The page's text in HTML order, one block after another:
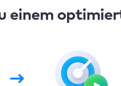
einem